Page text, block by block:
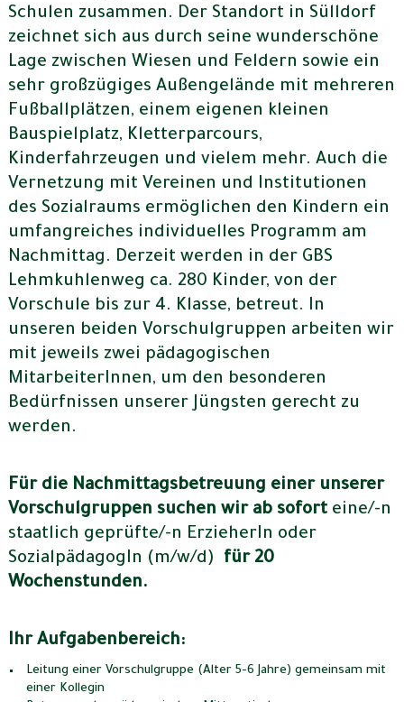
Schulen zusammen. Der Standort in Sülldorf
zeichnet sich aus durch seine wunderschöne
Lage zwischen Wiesen und Feldern sowie ein
sehr großzügiges Außengelände mit mehreren
Fußballplätzen, einem eigenen kleinen
Bauspielplatz, Kletterparcours,
Kinderfahrzeugen und vielem mehr. Auch die
Vernetzung mit Vereinen und Institutionen
des Sozialraums ermöglichen den Kindern ein
umfangreiches individuelles Programm am
Nachmittag. Derzeit werden in der GBS
Lehmkuhlenweg ca. 280 Kinder, von der
Vorschule bis zur 4. Klasse, betreut. In
unseren beiden Vorschulgruppen arbeiten wir
mit jeweils zwei pädagogischen
MitarbeiterInnen, um den besonderen
Bedürfnissen unserer Jüngsten gerecht zu
werden.
Für die Nachmittagsbetreuung einer unserer
Vorschulgruppen suchen wir ab soforteine/-n
staatlich geprüfte/-n ErzieherIn oder
SozialpädagogIn (m/w/d) für 20
Wochenstunden.
Ihr Aufgabenbereich:
Leitung einer Vorschulgruppe (Alter 5-6 Jahre) gemeinsam mit
einer Kollegin